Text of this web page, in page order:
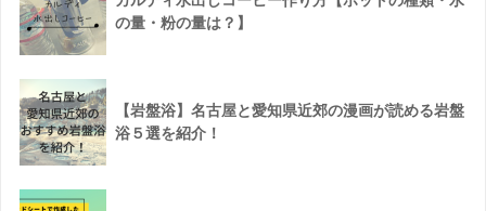
の量・粉の量は？】
【岩盤浴】名古屋と愛知県近郊の漫画が読める岩盤
浴５選を紹介！